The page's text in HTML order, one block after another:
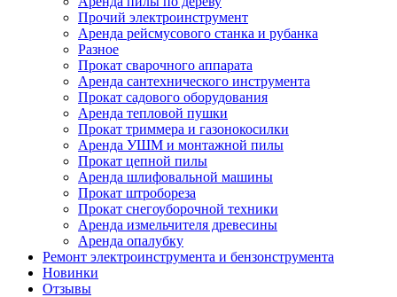
Прочий электроинструмент
Аренда рейсмусового станка и рубанка
Разное
Прокат сварочного аппарата
Аренда сантехнического инструмента
Прокат садового оборудования
Аренда тепловой пушки
Прокат триммера и газонокосилки
Аренда УШМ и монтажной пилы
Прокат цепной пилы
Аренда шлифовальной машины
Прокат штробореза
Прокат снегоуборочной техники
Аренда измельчителя древесины
Аренда опалубку
Ремонт электроинструмента и бензонструмента
Новинки
Отзывы